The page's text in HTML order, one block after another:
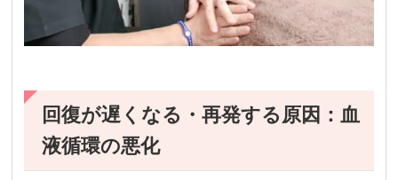
回復が遅くなる・再発する原因：血
液循環の悪化